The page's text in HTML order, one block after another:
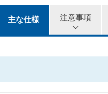
主な仕様 注意事項